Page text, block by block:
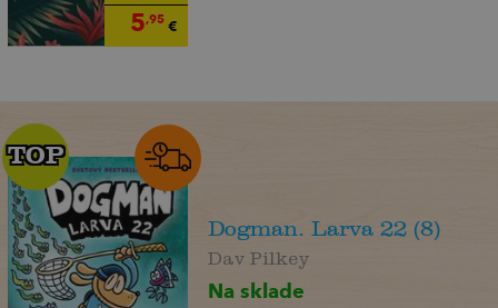
5,95€
TOP
TOP
Dogman. Larva 22 (8)
Dav Pilkey
Na sklade